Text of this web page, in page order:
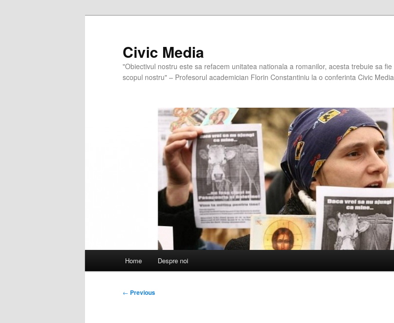
Civic Media
"Obiectivul nostru este sa refacem unitatea nationala a romanilor, acesta trebuie sa fie
scopul nostru" – Profesorul academician Florin Constantiniu la o conferinta Civic Media
Home Despre noi
Post
← Previous